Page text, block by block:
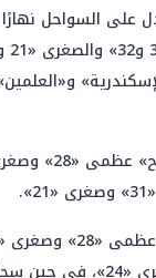
السواحل نهارًا